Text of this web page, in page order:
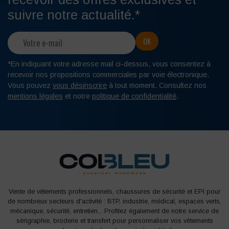
vous soyez issu des domaines de la santé, du BTP ou de la
adaptées à leurs besoins.
Parmi nosbaskets de sécurité pour femme
suggérons notamment les modèles modernes et tendance
issus de chez NORDWAYS, UNIWORK ou encore
PARADE. En plus de leur côté esthétique, ces baskets
d’embouts de protection résistants, elles protègeront vos
DES BASKETS DE SÉCURITÉ
CONFORTABLES ET LÉGÈRES POUR TOUS
LES MÉTIERS
suivre notre actualité.*
*En indiquant votre adresse mail ci-dessus, vous consentez à
recevoir nos propositions commerciales par voie électronique.
Vous pouvez vous désinscrire à tout moment. Consultez nos
mentions légales et notre politique de confidentialité.
Vente de vêtements professionnels, chaussures de sécurité et EPI pour
de nombreux secteurs d'activité : BTP, industrie, médical, espaces verts,
mécanique, sécurité, entretien... Profitez également de notre service de
sérigraphie, broderie et transfert pour personnaliser vos vêtements